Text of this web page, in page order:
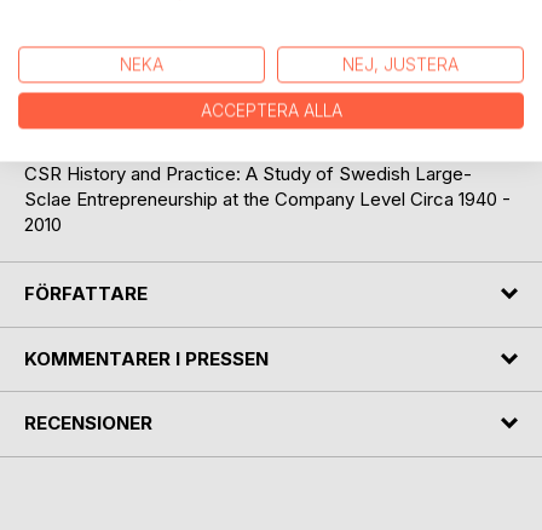
CSR History and Practice: A Study of Swedish Large-
Sclae Entrepreneurship at the Company Level Circa 1940 -
2010
FÖRFATTARE
KOMMENTARER I PRESSEN
RECENSIONER
NEKA NEJ, JUSTERA
ACCEPTERA ALLA